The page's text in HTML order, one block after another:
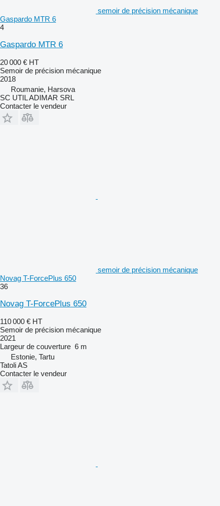
semoir de précision mécanique
Gaspardo MTR 6
4
Gaspardo MTR 6
20 000 € HT
Semoir de précision mécanique
2018
Roumanie, Harsova
SC UTIL ADIMAR SRL
Contacter le vendeur
semoir de précision mécanique
Novag T-ForcePlus 650
36
Novag T-ForcePlus 650
110 000 € HT
Semoir de précision mécanique
2021
Largeur de couverture 6 m
Estonie, Tartu
Tatoli AS
Contacter le vendeur